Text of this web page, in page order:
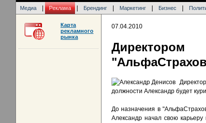
Медиа Реклама Брендинг Маркетинг Бизнес
07.04.2010
должности Александр будет
До назначения в
Александр начал свою
Карта
рекламного
рынка